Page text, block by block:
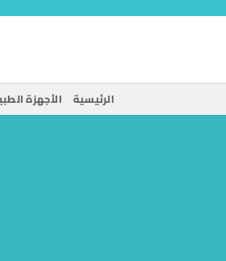
الرئيسية الأجهزة